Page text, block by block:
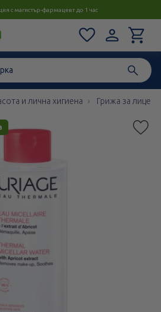
с магистър-фармацевт до 1 час
и лична хигиена Грижа за лице